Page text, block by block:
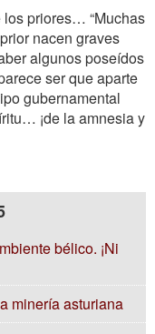
los priores… “Muchas
nacen graves
algunos poseídos
ser que aparte
gubernamental
¡de la amnesia y
bélico. ¡Ni
minería asturiana